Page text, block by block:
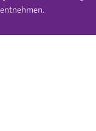
entnehmen.